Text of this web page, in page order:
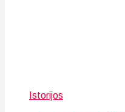
Istorijos